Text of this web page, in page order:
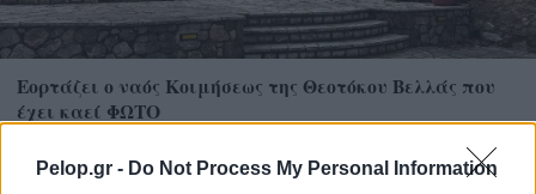
Pelop.gr - Do Not Process My Personal Information
Εορτάζει ο ναός Κοιμήσεως της Θεοτόκου Βελλάς που
έχει καεί ΦΩΤΟ